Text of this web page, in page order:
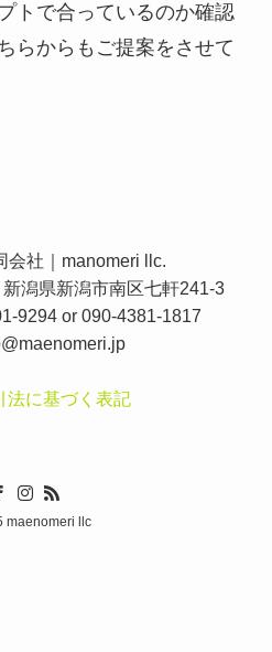
トで合っているのか確認
らからもご提案をさせて
会社｜manomeri llc.
潟県新潟市南区七軒241-3
9294 or 090-4381-1817
法に基づく表記
maenomeri llc